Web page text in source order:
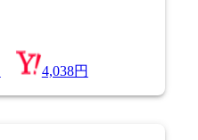
4,038円